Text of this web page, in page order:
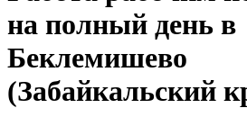
на полный день в
Беклемишево
(Забайкальский